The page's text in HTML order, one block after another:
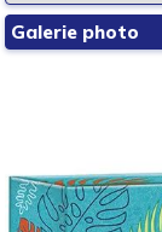
Galerie photo